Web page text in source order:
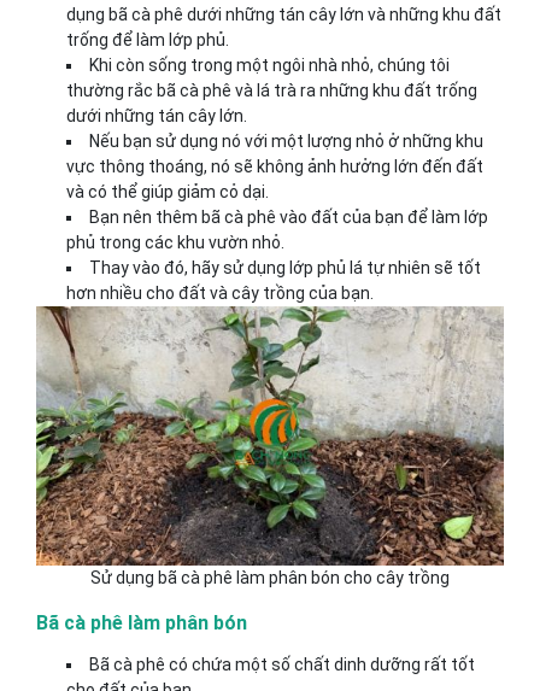
dụng bã cà phê dưới những tán cây lớn và những khu đất
trống để làm lớp phủ.
Khi còn sống trong một ngôi nhà nhỏ, chúng tôi
thường rắc bã cà phê và lá trà ra những khu đất trống
dưới những tán cây lớn.
Nếu bạn sử dụng nó với một lượng nhỏ ở những khu
vực thông thoáng, nó sẽ không ảnh hưởng lớn đến đất
và có thể giúp giảm cỏ dại.
Bạn nên thêm bã cà phê vào đất của bạn để làm lớp
phủ trong các khu vườn nhỏ.
Thay vào đó, hãy sử dụng lớp phủ lá tự nhiên sẽ tốt
hơn nhiều cho đất và cây trồng của bạn.
Sử dụng bã cà phê làm phân bón cho cây trồng
Bã cà phê làm phân bón
Bã cà phê có chứa một số chất dinh dưỡng rất tốt